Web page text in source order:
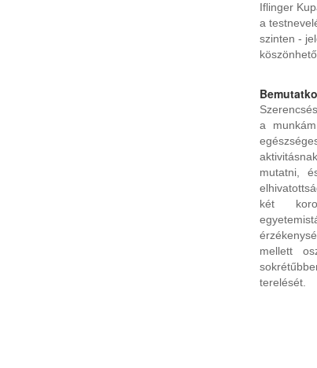
Iflinger
a
szinten -
a
mutatni,
két
mellett
terelését.